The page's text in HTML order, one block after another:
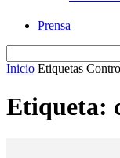
Prensa
Inicio Etiquetas
Etiqueta: